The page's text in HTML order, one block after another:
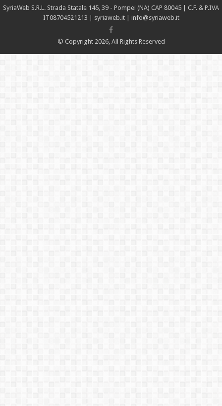
SyriaWeb S.R.L. Strada Statale 145, 39 - Pompei (NA) CAP 80045 | C.F. & P.IVA
IT08704521213 | syriaweb.it | info@syriaweb.it
© Copyright 2026, All Rights Reserved